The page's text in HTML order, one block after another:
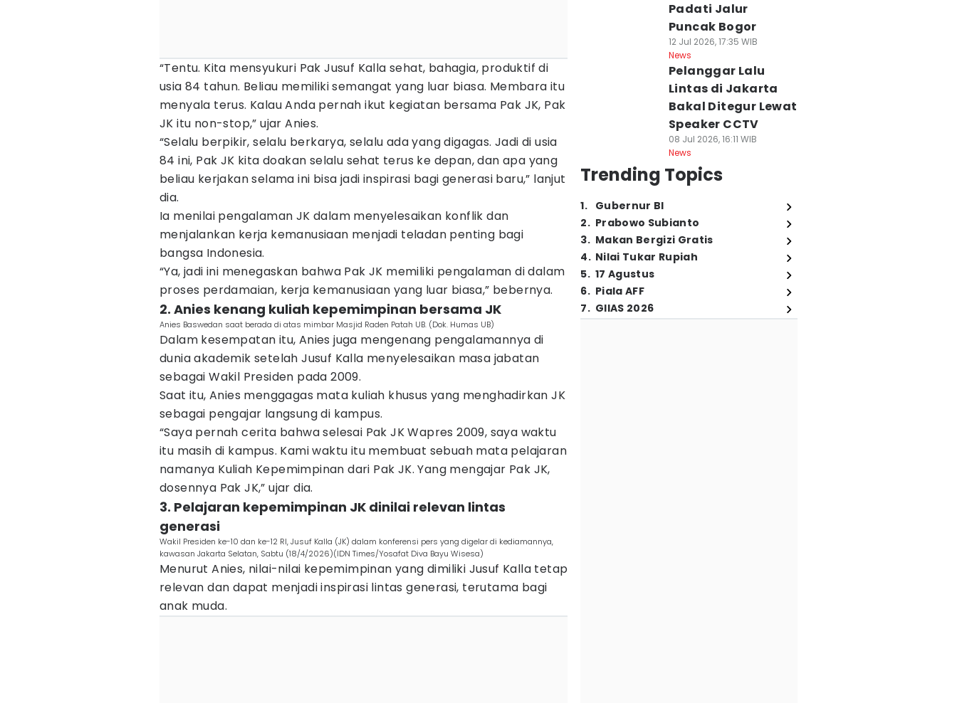
“Tentu. Kita mensyukuri Pak Jusuf Kalla sehat, bahagia, produktif di
usia 84 tahun. Beliau memiliki semangat yang luar biasa. Membara itu
menyala terus. Kalau Anda pernah ikut kegiatan bersama Pak JK, Pak
JK itu non-stop,” ujar Anies.
“Selalu berpikir, selalu berkarya, selalu ada yang digagas. Jadi di usia
84 ini, Pak JK kita doakan selalu sehat terus ke depan, dan apa yang
beliau kerjakan selama ini bisa jadi inspirasi bagi generasi baru,” lanjut
dia.
Ia menilai pengalaman JK dalam menyelesaikan konflik dan
menjalankan kerja kemanusiaan menjadi teladan penting bagi
bangsa Indonesia.
“Ya, jadi ini menegaskan bahwa Pak JK memiliki pengalaman di dalam
proses perdamaian, kerja kemanusiaan yang luar biasa,” bebernya.
2. Anies kenang kuliah kepemimpinan bersama JK
Anies Baswedan saat berada di atas mimbar Masjid Raden Patah UB. (Dok. Humas UB)
Dalam kesempatan itu, Anies juga mengenang pengalamannya di
dunia akademik setelah Jusuf Kalla menyelesaikan masa jabatan
sebagai Wakil Presiden pada 2009.
Saat itu, Anies menggagas mata kuliah khusus yang menghadirkan JK
sebagai pengajar langsung di kampus.
“Saya pernah cerita bahwa selesai Pak JK Wapres 2009, saya waktu
itu masih di kampus. Kami waktu itu membuat sebuah mata pelajaran
namanya Kuliah Kepemimpinan dari Pak JK. Yang mengajar Pak JK,
dosennya Pak JK,” ujar dia.
3. Pelajaran kepemimpinan JK dinilai relevan lintas
generasi
Wakil Presiden ke-10 dan ke-12 RI, Jusuf Kalla (JK) dalam konferensi pers yang digelar di kediamannya,
kawasan Jakarta Selatan, Sabtu (18/4/2026)(IDN Times/Yosafat Diva Bayu Wisesa)
Menurut Anies, nilai-nilai kepemimpinan yang dimiliki Jusuf Kalla tetap
relevan dan dapat menjadi inspirasi lintas generasi, terutama bagi
anak muda.
Padati Jalur
Puncak Bogor
12 Jul 2026, 17:35 WIB
News
Pelanggar Lalu
Lintas di Jakarta
Bakal Ditegur Lewat
Speaker CCTV
08 Jul 2026, 16:11 WIB
News
Trending Topics
1. Gubernur BI
2. Prabowo Subianto
3. Makan Bergizi Gratis
4. Nilai Tukar Rupiah
5. 17 Agustus
6. Piala AFF
7. GIIAS 2026